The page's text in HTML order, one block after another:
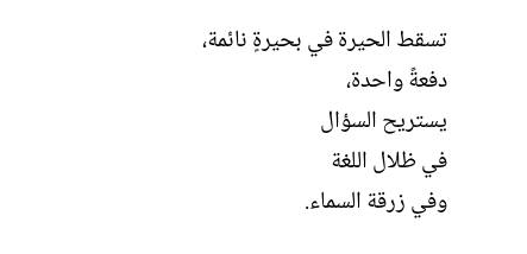
تسقط الحيرة في بحيرةٍ نائمة،
دفعةً واحدة،
يستريح السؤال
في ظلال اللغة
وفي زرقة السماء.